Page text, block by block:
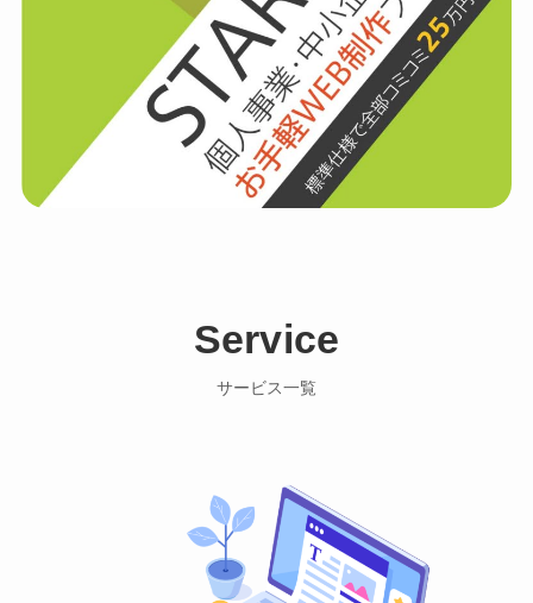
Service
サービス一覧